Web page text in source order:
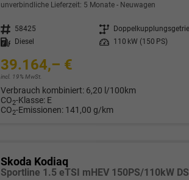
unverbindliche Lieferzeit: 5 Monate Neuwagen
Fahrzeugnr. 58425 Getriebe
Kraftstoff
Diesel Leistung 110 kW (150 PS)
39.164,– €
incl. 19% MwSt.
Verbrauch kombiniert: 6,20 l/100km
CO2-Klasse: E
CO2-Emissionen: 141,00 g/km
Skoda Kodiaq